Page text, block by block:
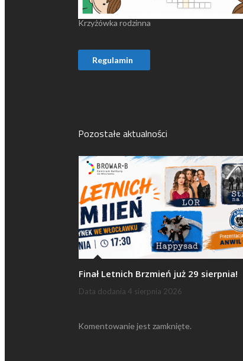
Krzyżówka rodzinna
Regulamin
Pozostałe aktualności
Finał Letnich Brzmień już 29 sierpnia!
Data dodania 4 sierpnia 2026
Komentowanie jest zamknięte.